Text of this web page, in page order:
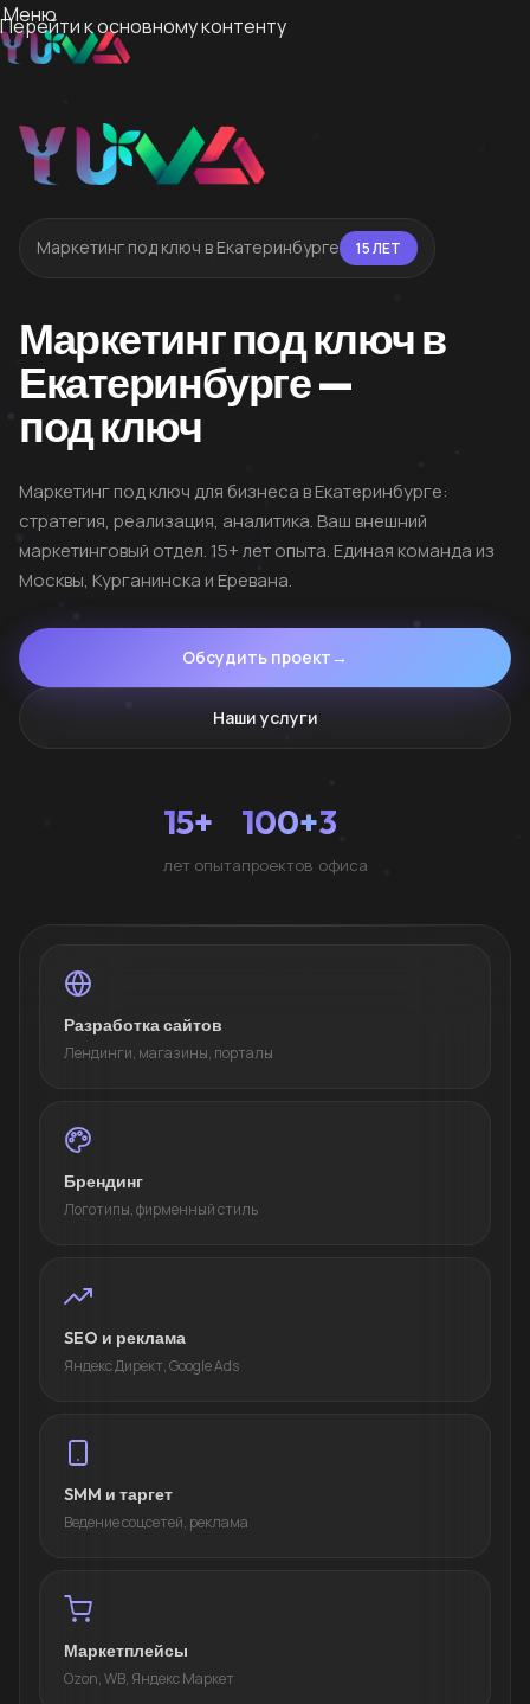
Перейти к основному контенту
Меню
Маркетинг под ключ в Екатеринбурге 15 ЛЕТ
Маркетинг под ключ в
Екатеринбурге —
под ключ
Маркетинг под ключ для бизнеса в Екатеринбурге:
стратегия, реализация, аналитика. Ваш внешний
маркетинговый отдел. 15+ лет опыта. Единая команда из
Москвы, Курганинска и Еревана.
Обсудить проект →
Наши услуги
15+
лет опыта
100+
проектов
3
офиса
Разработка сайтов
Лендинги, магазины, порталы
Брендинг
Логотипы, фирменный стиль
SEO и реклама
Яндекс Директ, Google Ads
SMM и таргет
Ведение соцсетей, реклама
Маркетплейсы
Ozon, WB, Яндекс Маркет